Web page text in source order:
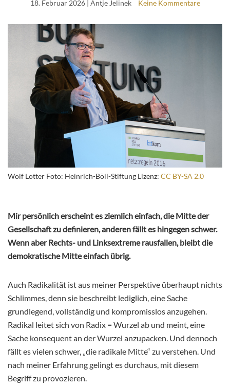
18. Februar 2026| Antje Jelinek Keine Kommentare
Wolf Lotter Foto: Heinrich-Böll-Stiftung Lizenz: CC BY-SA 2.0
Mir persönlich erscheint es ziemlich einfach, die Mitte der
Gesellschaft zu definieren, anderen fällt es hingegen schwer.
Wenn aber Rechts- und Linksextreme rausfallen, bleibt die
demokratische Mitte einfach übrig.
Auch Radikalität ist aus meiner Perspektive überhaupt nichts
Schlimmes, denn sie beschreibt lediglich, eine Sache
grundlegend, vollständig und kompromisslos anzugehen.
Radikal leitet sich von Radix = Wurzel ab und meint, eine
Sache konsequent an derWurzel anzupacken. Und dennoch
fällt es vielen schwer, „die radikale Mitte“ zu verstehen. Und
nach meiner Erfahrung gelingt es durchaus, mit diesem
Begriff zu provozieren.